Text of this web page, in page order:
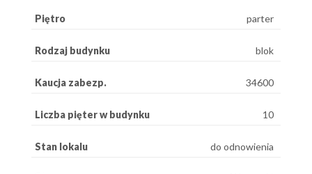
Piętro parter
Rodzaj budynku blok
Kaucja zabezp. 34600
Liczba pięter w budynku 10
Stan lokalu do odnowienia